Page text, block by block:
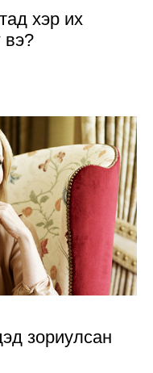
хэр их
вэ?
зориулсан